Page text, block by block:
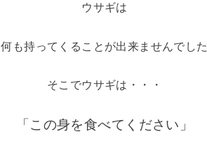
ウサギは
何も持ってくることが出来ませんでした
そこでウサギは・・・
「この身を食べてください」